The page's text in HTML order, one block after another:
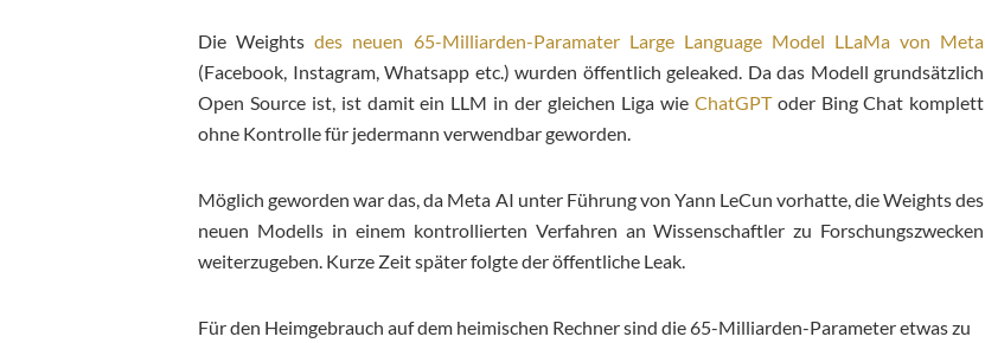
Die Weightsdes neuen 65-Milliarden-Paramater Large Language Model LLaMa von Meta
(Facebook, Instagram, Whatsapp etc.) wurden öffentlich geleaked. Da das Modell grundsätzlich
Open Source ist, ist damit ein LLM in der gleichen Liga wie ChatGPToder Bing Chat komplett
ohne Kontrolle für jedermann verwendbar geworden.
Möglich geworden war das, da Meta AI unter Führung von Yann LeCun vorhatte, die Weights des
neuen Modells in einem kontrollierten Verfahren an Wissenschaftler zu Forschungszwecken
weiterzugeben. Kurze Zeit später folgte der öffentliche Leak.
Für den Heimgebrauch auf dem heimischen Rechner sind die 65-Milliarden-Parameter etwas zu